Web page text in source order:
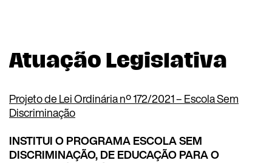
Atuação Legislativa
Projeto de Lei Ordinária nº 172/2021 – Escola Sem
Discriminação
INSTITUI O PROGRAMA ESCOLA SEM
DISCRIMINAÇÃO, DE EDUCAÇÃO PARA O